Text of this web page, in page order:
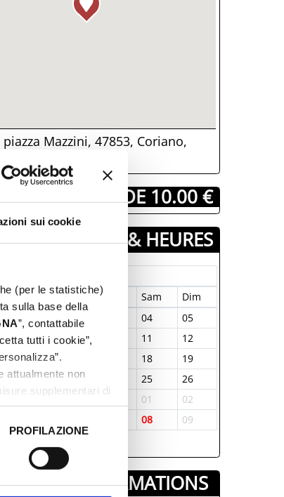
sui cookie
(per le statistiche)
sulla base della
”, contattabile
tutti i cookie”,
attualmente non
supplementari di
PROFILAZIONE
piazza Mazzini, 47853, Coriano,
­ À PARTIR DE 10.00 €
JOURS & HEURES
Mer Jeu Sam
Dim
02 04
05
08 09 11
12
15 18
19
22 23 25
26
01
02
08 09
INFORMATIONS ­